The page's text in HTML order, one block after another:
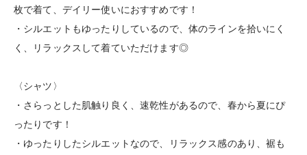
枚で着て、デイリー使いにおすすめです！
・シルエットもゆったりしているので、体のラインを拾いにく
く、リラックスして着ていただけます◎
〈シャツ〉
・さらっとした肌触り良く、速乾性があるので、春から夏にぴ
ったりです！
・ゆったりしたシルエットなので、リラックス感のあり、裾も